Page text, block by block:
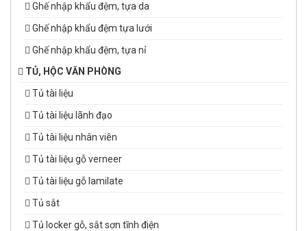
Ghế nhập khẩu đệm, tựa da
Ghế nhập khẩu đệm tựa lưới
Ghế nhập khẩu đệm, tựa nỉ
TỦ, HỘC VĂN PHÒNG
Tủ tài liệu
Tủ tài liệu lãnh đạo
Tủ tài liệu nhân viên
Tủ tài liệu gỗ verneer
Tủ tài liệu gỗ lamilate
Tủ sắt
Tủ locker gỗ, sắt sơn tĩnh điện